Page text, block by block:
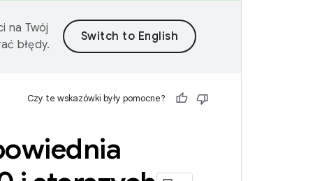
na Twój
błędy.
Czy te wskazówki były pomocne?